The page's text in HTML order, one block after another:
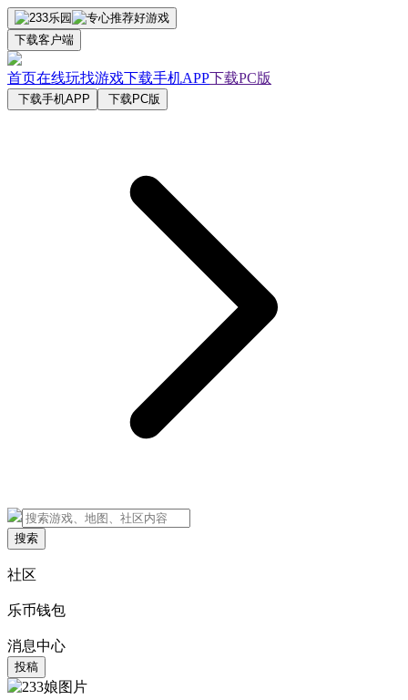
下载客户端
首页在线玩找游戏下载手机APP下载PC版
下载手机APP 下载PC版
搜索
社区
乐币钱包
消息中心
投稿